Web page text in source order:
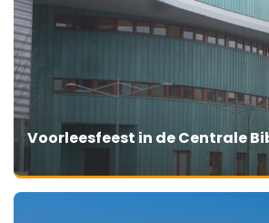
Voorleesfeest in de Centrale